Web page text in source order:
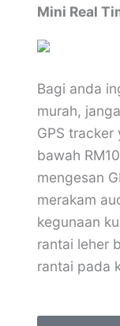
Mini Real
Bagi anda
murah,
GPS
bawah
mengesan
merakam
kegunaan
rantai leher
rantai pada